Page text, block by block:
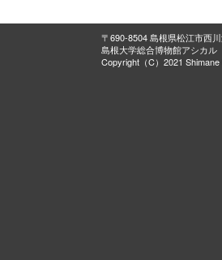
〒690-8504 島根県松江市西
島根大学総合博物館アシカル
Copyright（C）2021